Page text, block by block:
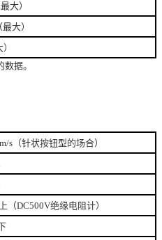
大）
大）
据。
s（针状按钮型的场合）
（DC500V绝缘电阻计）